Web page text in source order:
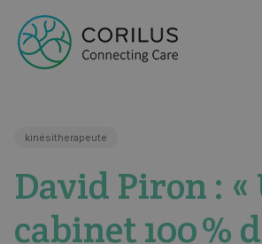
kinésitherapeute
David Piron : «
cabinet 100 %